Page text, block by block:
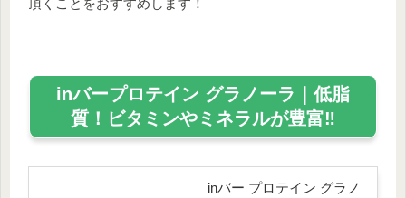
inバープロテイン グラノーラ｜低脂
質！ビタミンやミネラルが豊富‼
inバー プロテイン グラノ